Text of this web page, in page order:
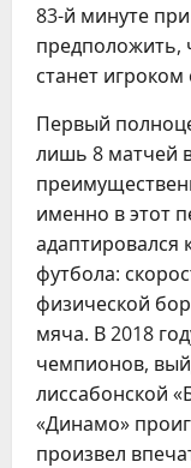
83-й минуте
предположить,
станет
Первый
лишь 8 матчей
именно в этот
адаптировался
футбола:
физической
мяча. В 2018
чемпионов,
лиссабонской
«Динамо»
произвел